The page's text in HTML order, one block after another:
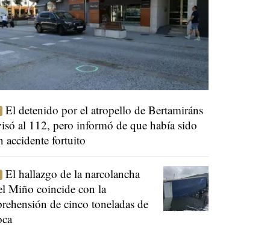
El detenido por el atropello de Bertamiráns
al 112, pero informó de que había sido
accidente fortuito
El hallazgo de la narcolancha
Miño coincide con la
de cinco toneladas de